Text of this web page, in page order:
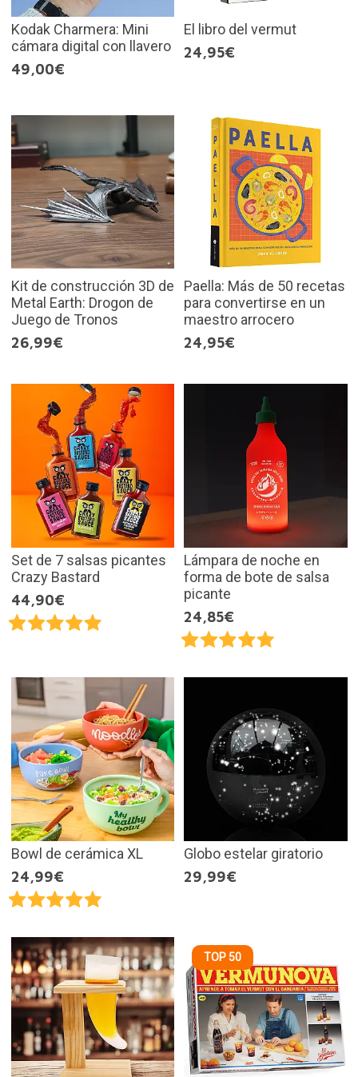
Kodak Charmera: Mini
cámara digital con llavero
49,00€
El libro del vermut
24,95€
Kit de construcción 3D de
Metal Earth: Drogon de
Juego de Tronos
26,99€
Paella: Más de 50 recetas
para convertirse en un
maestro arrocero
24,95€
Set de 7 salsas picantes
Crazy Bastard
44,90€
Lámpara de noche en
forma de bote de salsa
picante
24,85€
Bowl de cerámica XL
24,99€
Globo estelar giratorio
29,99€
TOP 50